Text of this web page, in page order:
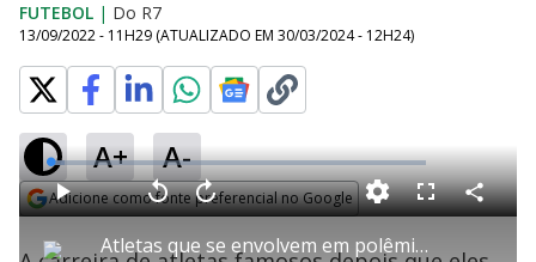
FUTEBOL | Do R7
13/09/2022 - 11H29 (ATUALIZADO EM 30/03/2024 - 12H24)
A+ A-
Adicione como fonte preferencial no Google
Atletas que se envolvem em polêmicas podem ter danos milionários
P V
t
A
n
L
o
a
d
e
3
F
l
C
o
a